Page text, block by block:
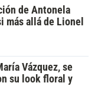
de Antonela
más allá de Lionel
Vázquez, se
su look floral y